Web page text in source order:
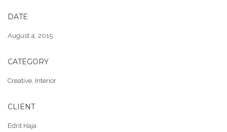
DATE
August 4, 2015
CATEGORY
Creative, Interior
CLIENT
Edrit Haja